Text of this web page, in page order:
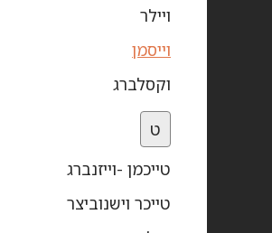
ויילר
וייסמן
וקסלברג
ט
טייכמן -וייזנברג
טייכר וישנוביצר